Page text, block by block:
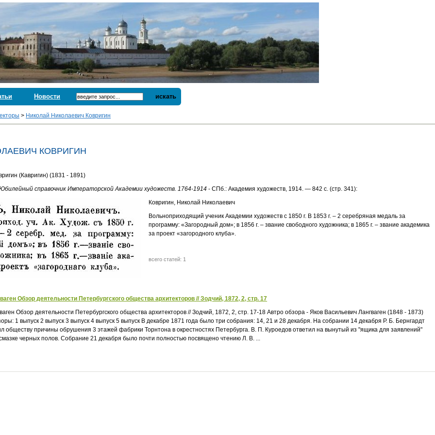
Новости искать
> Николай Hиколаевич Ковригин
КОВРИГИН
(Кавригин) (1831 - 1891)
справочник Императорской Академии художеств. 1764-1914- СПб.: Академия художеств, 1914. — 842 с. (стр. 341):
Ковригин, Николай Николаевич
Вольноприходящий ученик Академии художеств с 1850 г. В 1853 г. – 2 серебряная медаль за
программу: «Загородный дом»; в 1856 г. – звание свободного художника; в 1865 г. – звание академика
за проект «загородного клуба».
всего статей: 1
Обзор деятельности Петербургского общества архитекторов // Зодчий, 1872, 2, стр. 17
Обзор деятельности Петербургского общества архитекторов // Зодчий, 1872, 2, стр. 17-18 Автро обзора - Яков Васильевич Лангваген (1848 - 1873)
1 выпуск 2 выпуск 3 выпуск 4 выпуск 5 выпуск В декабре 1871 года было три собрания: 14, 21 и 28 декабря. На собрании 14 декабря Р. Б. Бернгардт
обществу причины обрушения 3 этажей фабрики Торнтона в окрестностях Петербурга. В. П. Куроедов ответил на вынутый из "ящика для заявлений"
черных полов. Собрание 21 декабря было почти полностью посвящено чтению Л. В. ...